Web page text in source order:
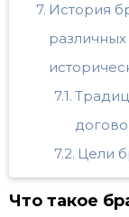
История
различных
Цели
Что такое